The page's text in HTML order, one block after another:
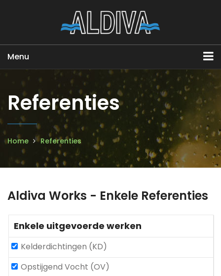
Menu
Referenties
Home Referenties
Aldiva Works - Enkele Referenties
Enkele uitgevoerde werken
Kelderdichtingen (KD)
Opstijgend Vocht (OV)